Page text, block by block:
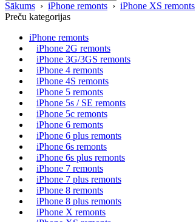
Sākums › iPhone remonts › iPhone XS remonts
Preču kategorijas
iPhone remonts
iPhone 2G remonts
iPhone 3G/3GS remonts
iPhone 4 remonts
iPhone 4S remonts
iPhone 5 remonts
iPhone 5s / SE remonts
iPhone 5c remonts
iPhone 6 remonts
iPhone 6 plus remonts
iPhone 6s remonts
iPhone 6s plus remonts
iPhone 7 remonts
iPhone 7 plus remonts
iPhone 8 remonts
iPhone 8 plus remonts
iPhone X remonts